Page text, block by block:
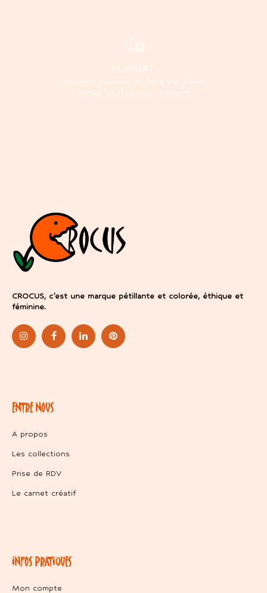
PAIEMENT
Paiement sécurisé en ligne par Twint,
cartes de crédit ou virement
CROCUS, c’est une marque pétillante et colorée, éthique et
féminine.
ENTRE NOUS
A propos
Les collections
Prise de RDV
Le carnet créatif
INFOS PRATIQUES
Mon compte